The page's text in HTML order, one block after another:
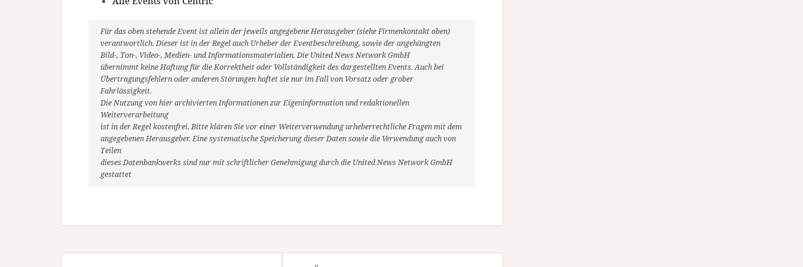
Für das oben stehende Event ist allein der jeweils angegebene Herausgeber (siehe Firmenkontakt oben)
verantwortlich. Dieser ist in der Regel auch Urheber der Eventbeschreibung, sowie der angehängten
Bild-, Ton-, Video-, Medien- und Informationsmaterialien. Die United News Network GmbH
übernimmt keine Haftung für die Korrektheit oder Vollständigkeit des dargestellten Events. Auch bei
Übertragungsfehlern oder anderen Störungen haftet sie nur im Fall von Vorsatz oder grober
Fahrlässigkeit.
Die Nutzung von hier archivierten Informationen zur Eigeninformation und redaktionellen
Weiterverarbeitung
ist in der Regel kostenfrei. Bitte klären Sie vor einer Weiterverwendung urheberrechtliche Fragen mit dem
angegebenen Herausgeber. Eine systematische Speicherung dieser Daten sowie die Verwendung auch von
Teilen
dieses Datenbankwerks sind nur mit schriftlicher Genehmigung durch die United News Network GmbH
gestattet